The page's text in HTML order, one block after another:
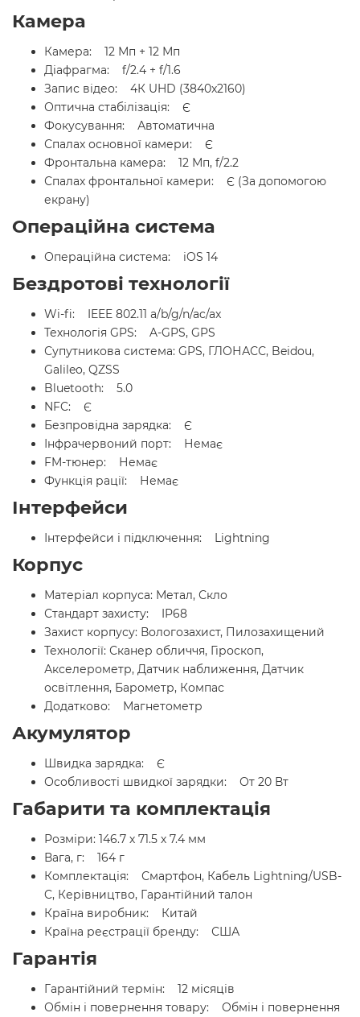
Камера
Камера: 12 Мп + 12 Мп
Діафрагма: f/2.4 + f/1.6
Запис відео: 4К UHD (3840x2160)
Оптична стабілізація: Є
Фокусування: Автоматична
Спалах основної камери: Є
Фронтальна камера: 12 Мп, f/2.2
Спалах фронтальної камери: Є (За допомогою
екрану)
Операційна система
Операційна система: iOS 14
Бездротові технології
Wi-fi: IEEE 802.11 a/b/g/n/ac/ax
Технологія GPS: A-GPS, GPS
Супутникова система: GPS, ГЛОНАСС, Beidou,
Galileo, QZSS
Bluetooth: 5.0
NFC: Є
Безпровідна зарядка: Є
Інфрачервоний порт: Немає
FM-тюнер: Немає
Функція рації: Немає
Інтерфейси
Інтерфейси і підключення: Lightning
Корпус
Матеріал корпуса: Метал, Скло
Стандарт захисту: IP68
Захист корпусу: Вологозахист, Пилозахищений
Технології: Сканер обличчя, Гіроскоп,
Акселерометр, Датчик наближення, Датчик
освітлення, Барометр, Компас
Додатково: Магнетометр
Акумулятор
Швидка зарядка: Є
Особливості швидкої зарядки: От 20 Вт
Габарити та комплектація
Розміри: 146.7 х 71.5 х 7.4 мм
Вага, г: 164 г
Комплектація: Смартфон, Кабель Lightning/USB-
C, Керівництво, Гарантійний талон
Країна виробник: Китай
Країна реєстрації бренду: США
Гарантія
Гарантійний термін: 12 місяців
Обмін і повернення товару: Обмін і повернення